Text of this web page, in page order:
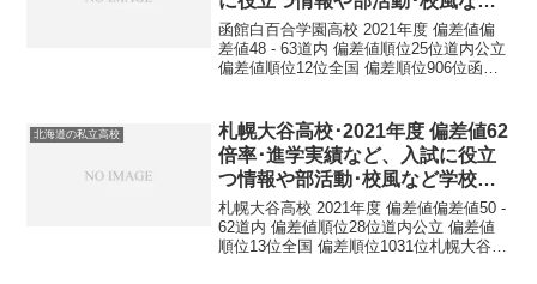
学校の特徴を調査しました。
函館白百合学園高校 2021年度 偏差値偏
差値48 - 63道内 偏差値順位25位道内公立
偏差値順位12位全国 偏差順位906位函館
北海道函館市山の手２丁...
北海道の私立高校
札幌大谷高校･2021年度 偏差値62
倍率･進学実績など、入試に役立
つ情報や部活動･校風など学校の
特徴を調査しました。
札幌大谷高校 2021年度 偏差値偏差値50 -
62道内 偏差値順位28位道内公立 偏差値
順位13位全国 偏差順位1031位札幌大谷高